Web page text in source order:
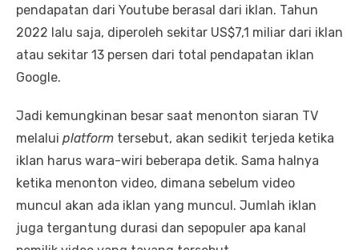
pendapatan dari Youtube berasal dari iklan. Tahun
2022 lalu saja, diperoleh sekitar US$7,1 miliar dari iklan
atau sekitar 13 persen dari total pendapatan iklan
Google.
Jadi kemungkinan besar saat menonton siaran TV
melalui platform tersebut, akan sedikit terjeda ketika
iklan harus wara-wiri beberapa detik. Sama halnya
ketika menonton video, dimana sebelum video
muncul akan ada iklan yang muncul. Jumlah iklan
juga tergantung durasi dan sepopuler apa kanal